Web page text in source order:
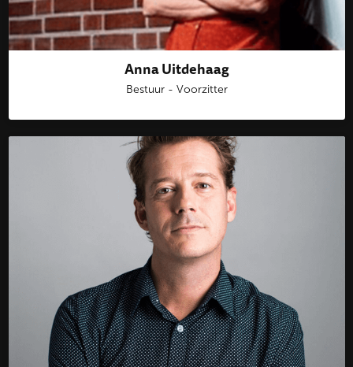
Anna Uitdehaag
Bestuur - Voorzitter